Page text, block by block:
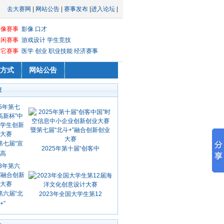
去大赛网 网站公告 赛事发布 进入论坛
赛事 影像 口才
赛事 游戏设计 学生竞技
赛事 医学 创业 职业技能 经济赛事
式 网站公告
七届“宣
2025年第十届“创客中
六届“北
2023年全国大学生第12